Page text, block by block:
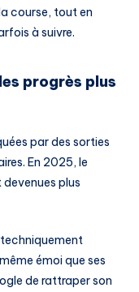
course, tout en
à suivre.
progrès plus
par des sorties
En 2025, le
plus
émoi que ses
de rattraper son